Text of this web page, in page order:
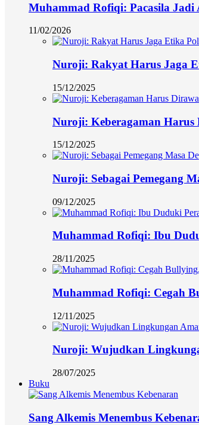
Muhammad Rofiqi: Pacasila
11/02/2026
Nuroji: Rakyat Harus Jaga
15/12/2025
Nuroji: Keberagaman Harus
15/12/2025
Nuroji: Sebagai Pemegang
09/12/2025
Muhammad Rofiqi: Ibu
28/11/2025
Muhammad Rofiqi: Cegah
12/11/2025
Nuroji: Wujudkan
28/07/2025
Buku
Sang Alkemis Menembus